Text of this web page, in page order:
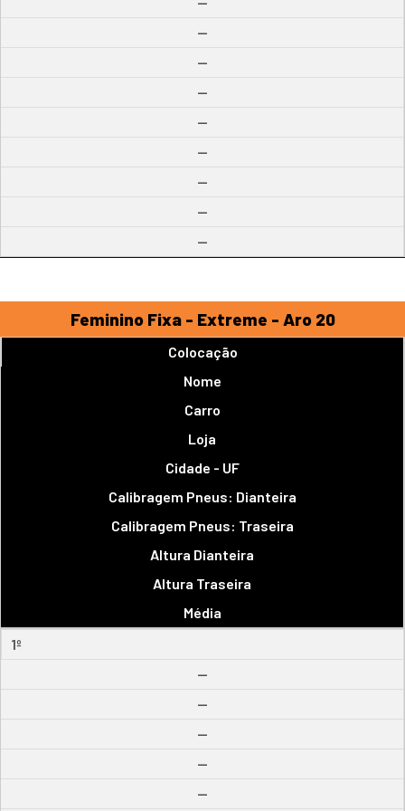
--
--
--
--
--
--
--
--
Feminino Fixa - Extreme - Aro 20
Colocação
Nome
Carro
Loja
Cidade - UF
Calibragem Pneus: Dianteira
Calibragem Pneus: Traseira
Altura Dianteira
Altura Traseira
Média
1º
--
--
--
--
--